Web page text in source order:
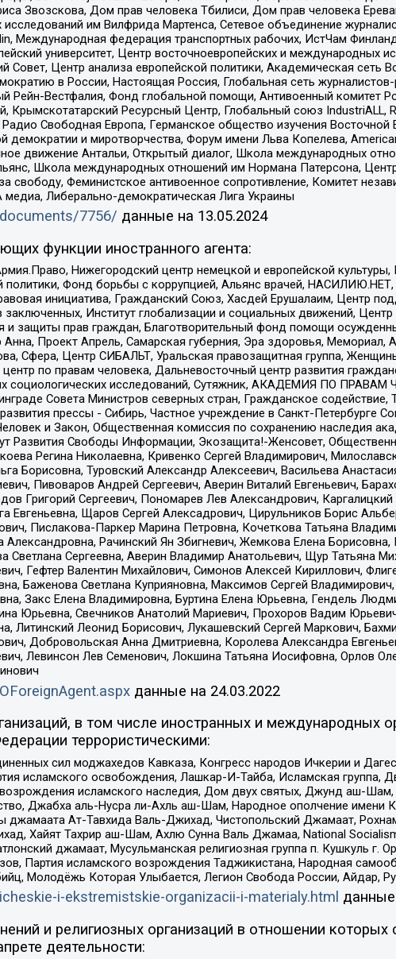
Звозскова, Дом прав человека Тбилиси, Дом прав человека
им Вилфрида Мартенса, Сетевое объединение
Международная федерация транспортных рабочих, ИстЧам
университет, Центр восточноевропейских и международных
Совет, Центр анализа европейской политики, Академическая сеть
в России, Настоящая Россия, Глобальная сеть
Рейн-Вестфалия, Фонд глобальной помощи, Антивоенный комитет
Крымскотатарский Ресурсный Центр, Глобальный союз IndustriALL,
Свободная Европа, Германское общество изучения
и миротворчества, Форум имени Льва Копелева,
движение Антальи, Открытый диалог, Школа международных
Школа международных отношений им Нормана Патерсона,
свободу, Феминистское антивоенное сопротивление, Комитет
Либерально-демократическая Лига Украины
7756/ данные на 13.05.2024
функции иностранного агента:
Нижегородский центр немецкой и европейской
политики, Фонд борьбы с коррупцией, Альянс врачей,
инициатива, Гражданский Союз, Хасдей Ерушалаим, Центр
Институт глобализации и социальных движений,
и защиты прав граждан, Благотворительный фонд помощи
Анна, Проект Апрель, Самарская губерния, Эра здоровья,
Сфера, Центр СИБАЛЬТ, Уральская правозащитная группа,
по правам человека, Дальневосточный центр развития
социологических исследований, Сутяжник, АКАДЕМИЯ ПО ПРАВАМ
Совета Министров северных стран, Гражданское
прессы - Сибирь, Частное учреждение в Санкт-Петербурге
и Закон, Общественная комиссия по сохранению наследия
Развития Свободы Информации, Экозащита!-Женсовет,
Регина Николаевна, Кривенко Сергей Владимирович,
Борисовна, Туровский Александр Алексеевич, Васильева
Пивоваров Андрей Сергеевич, Аверин Виталий Евгеньевич,
Григорий Сергеевич, Пономарев Лев Александрович,
Евгеньевна, Щаров Сергей Алексадрович, Цирульников Борис
Пислакова-Паркер Марина Петровна, Кочеткова Татьяна
Александровна, Рачинский Ян Збигневич, Жемкова Елена
Светлана Сергеевна, Аверин Владимир Анатольевич, Щур Татьяна
Гефтер Валентин Михайлович, Симонов Алексей Кириллович,
Баженова Светлана Куприяновна, Максимов Сергей
Закс Елена Владимировна, Буртина Елена Юрьевна, Гендель
Юрьевна, Свечников Анатолий Мариевич, Прохоров Вадим
Литинский Леонид Борисович, Лукашевский Сергей Маркович,
Добровольская Анна Дмитриевна, Королева Александра
Левинсон Лев Семенович, Локшина Татьяна Иосифовна, Орлов
данные на 24.03.2022
в том числе иностранных и международных
террористическими:
сил моджахедов Кавказа, Конгресс народов Ичкерии и
исламского освобождения, Лашкар-И-Тайба, Исламская группа,
исламского наследия, Дом двух святых, Джунд аш-
Джабха аль-Нусра ли-Ахль аш-Шам, Народное ополчение имени
джамаата Ат-Тавхида Валь-Джихад, Чистопольский Джамаат,
Хайят Тахрир аш-Шам, Ахлю Сунна Валь Джамаа, National
джамаат, Мусульманская религиозная группа п. Кушкуль г.
Партия исламского возрождения Таджикистана, Народная
Молодёжь Которая Улыбается, Легион Свобода России, Айдар,
i-ekstremistskie-organizacii-i-materialy.html
и религиозных организаций в отношении
деятельности: